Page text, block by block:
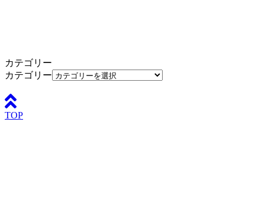
カテゴリー
カテゴリー
TOP